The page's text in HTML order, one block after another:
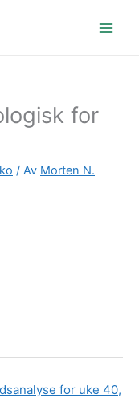
for
/ Av Morten N.
for uke 40,